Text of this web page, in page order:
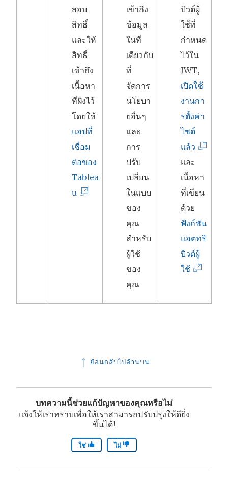
สอบ
สิทธิ์
และให้
สิทธิ์
เข้าถึง
เนื้อหา
ที่ฝังไว้
โดยใช้
แอปที่
เชื่อม
ต่อของ
Tablea
u
ห
า
ต่
ง
ใ
ห
เข้าถึง
ข้อมูล
ในที่
เดียวกับ
ที่
จัดการ
นโยบา
ยอื่นๆ
และ
การ
ปรับ
เปลี่ยน
ในแบบ
ของ
คุณ
สำหรับ
ผู้ใช้
ของ
คุณ
บิวต์ผู้
ใช้ที่
กำหนด
ไว้ใน
JWT,
เปิดใช้
งานกา
รตั้งค่า
ไซต์
แล้ว
ง
ก์
ะ
เ
ปิ
ด
ง
และ
เนื้อหา
ที่เขียน
ด้วย
ฟังก์ชัน
แอตทริ
บิวต์ผู้
ใช้(
ด
า
ย้อนกลับไปด้านบน
บทความนี้ช่วยแก้ปัญหาของคุณหรือไม่
แจ้งให้เราทราบเพื่อให้เราสามารถปรับปรุงให้ดียิ่ง
ขึ้นได้!
ใช่ ไม่